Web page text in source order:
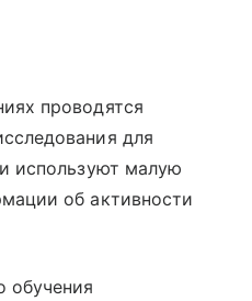
проводятся
для
используют малую
об активности
обучения